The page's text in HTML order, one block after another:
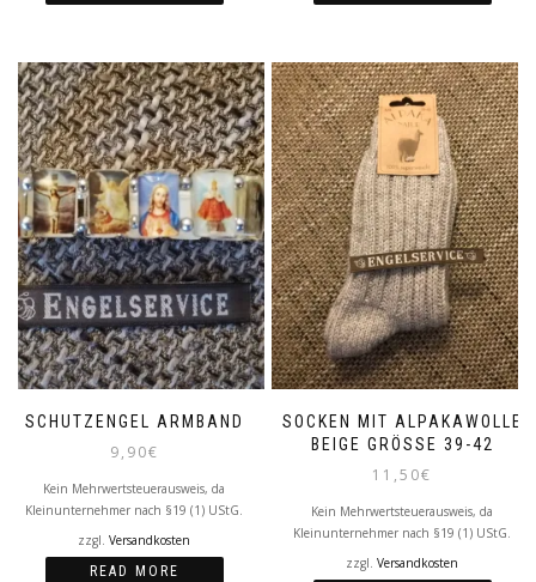
SCHUTZENGEL ARMBAND
9,90€
Kein Mehrwertsteuerausweis, da
Kleinunternehmer nach §19 (1) UStG.
zzgl. Versandkosten
READ MORE
SOCKEN MIT ALPAKAWOLLE
BEIGE GRÖSSE 39-42
11,50€
Kein Mehrwertsteuerausweis, da
Kleinunternehmer nach §19 (1) UStG.
zzgl. Versandkosten